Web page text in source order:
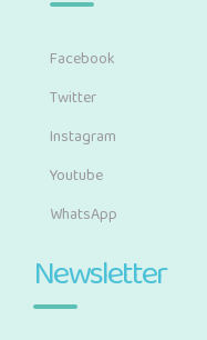
Facebook
Twitter
Instagram
Youtube
WhatsApp
Newsletter